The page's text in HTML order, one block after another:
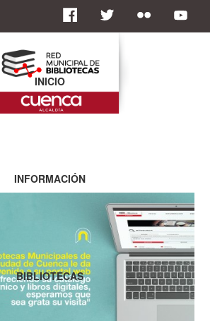
INICIO
INFORMACIÓN
BIBLIOTECAS